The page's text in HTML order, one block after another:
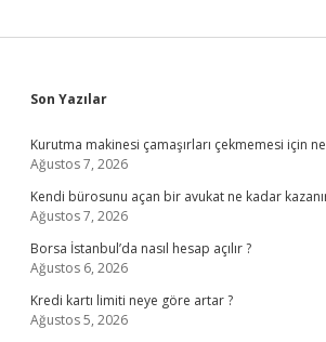
Sidebar
Son Yazılar
Kurutma makinesi çamaşırları çekmemesi için
Ağustos 7, 2026
Kendi bürosunu açan bir avukat ne kadar
Ağustos 7, 2026
Borsa İstanbul’da nasıl hesap açılır ?
Ağustos 6, 2026
Kredi kartı limiti neye göre artar ?
Ağustos 5, 2026